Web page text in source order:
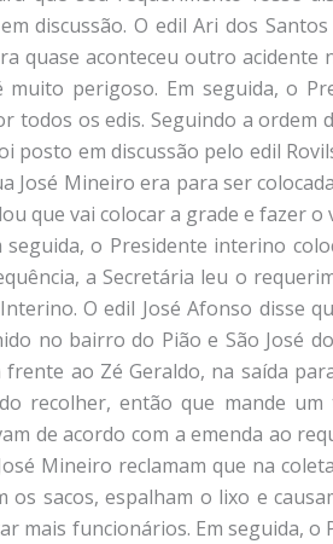
discussão. O edil Ari dos
quase aconteceu outro
muito perigoso. Em seguida, o
todos os edis. Seguindo a
posto em discussão pelo edil
José Mineiro era para ser
que vai colocar a grade e fazer
o Presidente interino
a Secretária leu o
O edil José Afonso disse
no bairro do Pião e São José
ao Zé Geraldo, na saída
recolher, então que mande
de acordo com a emenda ao
Mineiro reclamam que na
sacos, espalham o lixo e
mais funcionários. Em seguida,